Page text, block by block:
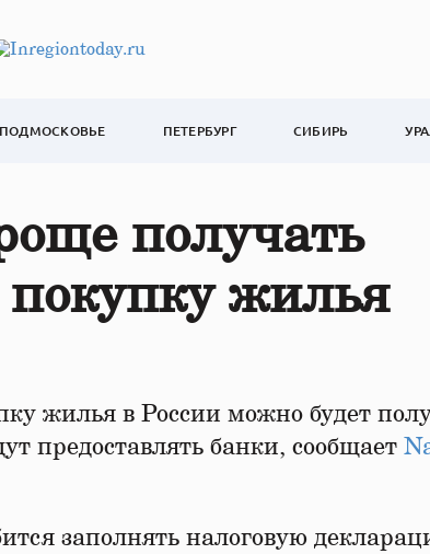
ПОДМОСКОВЬЕ ПЕТЕРБУРГ СИБИРЬ
получать
жилья
жилья в России можно будет
предоставлять банки, сообщает
заполнять налоговую